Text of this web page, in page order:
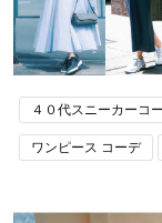
４０代スニーカーコ
ワンピース コーデ